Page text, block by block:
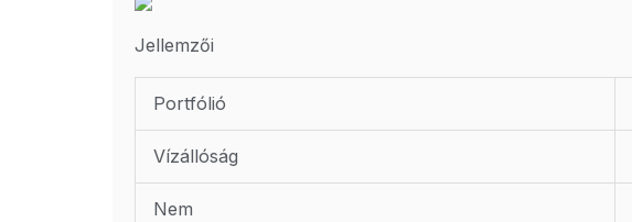
Jellemzői
Portfólió
Vízállóság
Nem